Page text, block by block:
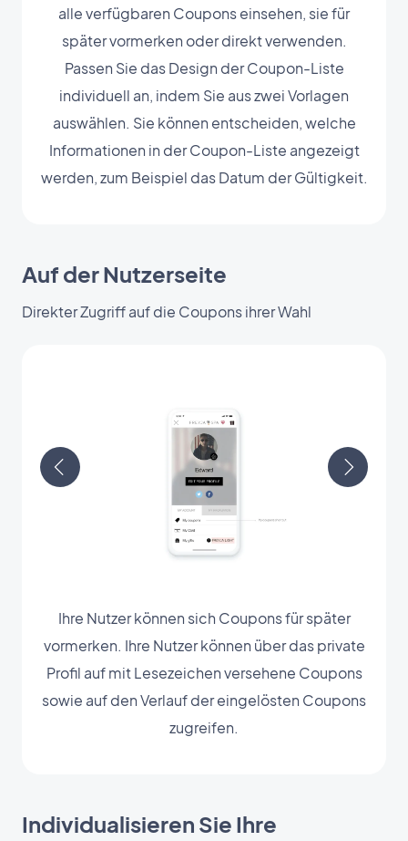
alle verfügbaren Coupons einsehen, sie für
später vormerken oder direkt verwenden.
Passen Sie das Design der Coupon-Liste
individuell an, indem Sie aus zwei Vorlagen
auswählen. Sie können entscheiden, welche
Informationen in der Coupon-Liste angezeigt
werden, zum Beispiel das Datum der Gültigkeit.
Auf der Nutzerseite
Direkter Zugriff auf die Coupons ihrer Wahl
Ihre Nutzer können sich Coupons für später
vormerken. Ihre Nutzer können über das private
Profil auf mit Lesezeichen versehene Coupons
sowie auf den Verlauf der eingelösten Coupons
zugreifen.
Individualisieren Sie Ihre